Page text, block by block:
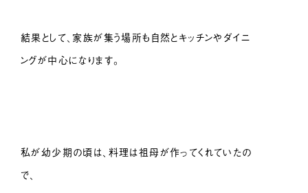
結果として、家族が集う場所も自然とキッチンやダイニ
ングが中心になります。
私が幼少期の頃は、料理は祖母が作ってくれていたの
で、